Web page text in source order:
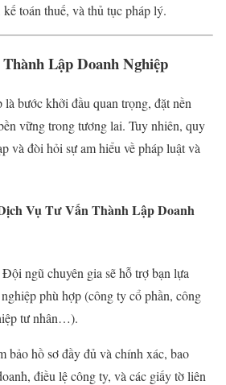
toán thuế, và thủ tục pháp lý.
Lập Doanh Nghiệp
bước khởi đầu quan trọng, đặt nền
vững trong tương lai. Tuy nhiên, quy
và đòi hỏi sự am hiểu về pháp luật và
Vụ Tư Vấn Thành Lập Doanh
Đội ngũ chuyên gia sẽ hỗ trợ bạn lựa
phù hợp (công ty cổ phần, công
tư nhân…).
bảo hồ sơ đầy đủ và chính xác, bao
điều lệ công ty, và các giấy tờ liên